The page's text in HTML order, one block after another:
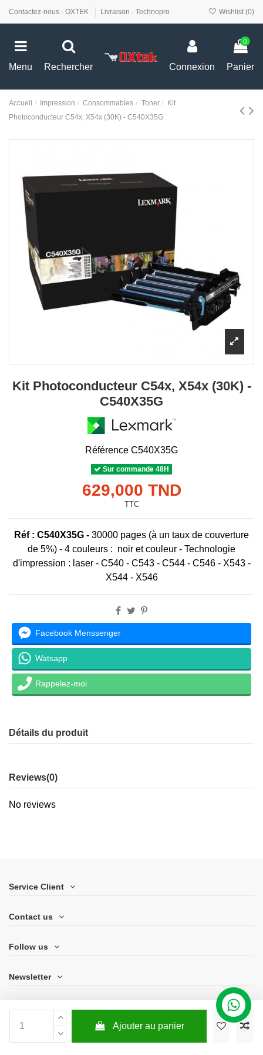
Contactez-nous - OXTEK Livraison - Technopro Wishlist (0)
Menu Rechercher Connexion
0
Panier
Accueil Impression Consommables Toner
Kit
Photoconducteur C54x, X54x (30K) - C540X35G
Kit Photoconducteur C54x, X54x (30K) -
C540X35G
Référence C540X35G
Sur commande 48H
629,000 TND
TTC
Réf : C540X35G - 30000 pages (à un taux de couverture
de 5%) - 4 couleurs : noir et couleur - Technologie
d'impression : laser - C540 - C543 - C544 - C546 - X543 -
X544 - X546
Ajouter au panier
Facebook Menssenger
Watsapp
Rappelez-moi
Détails du produit
Reviews(0)
No reviews
Service Client
Contact us
Follow us
Newsletter